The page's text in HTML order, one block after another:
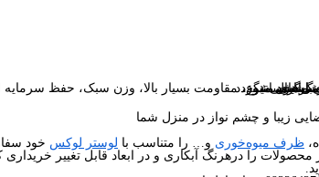
می‌باشد.
ست می‌شود.
رنگ های متنوع، مقاومت بسیار بالا، وزن سبک، حفظ سرمایه
می‌گردد.
برساند.
ارسال میگردد.
زیبا و چشم نواز در منزل شما
ظرف میوه‌خوری و… را متناسب با لوستر لوکس خود
را درهرنگ آبکاری و در ابعاد قابل تغییر خریداری